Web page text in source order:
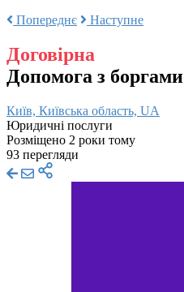
Попереднє
Наступне
Договірна
Допомога з боргами
Київ, Київська область, UA
Юридичні послуги
Розміщено 2 роки тому
93 перегляди